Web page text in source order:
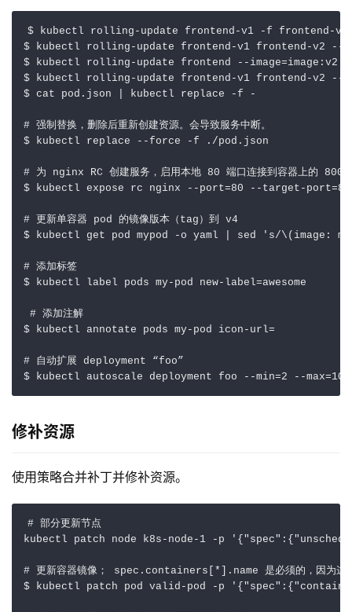
$ kubectl rolling-update frontend-v1 -f
$ kubectl rolling-update frontend-v1 frontend-v2 --
$ kubectl rolling-update frontend --image=
$ kubectl rolling-update frontend-v1
$ cat pod.json
kubectl
# 强制替换，删除后重新创建资源。会导致服务中断。
$ kubectl replace --force -f ./pod.json
# 为 nginx RC 创建服务，启用本地 80 端口连接到容器上的
$ kubectl expose rc nginx --port=80 --target-port=
# 更新单容器 pod 的镜像版本（tag）到 v4
$ kubectl get pod mypod -o yaml
sed
's/\(image:
# 添加标签
$ kubectl label pods my-pod new-label=
# 添加注解
$ kubectl annotate pods my-pod icon-url=
# 自动扩展 deployment “foo”
$ kubectl autoscale deployment foo --min=2 --max=10
修补资源
使用策略合并补丁并修补资源。
# 部分更新节点
kubectl patch node k8s-node-1 -p
# 更新容器镜像； spec.containers[*].name 是必须的，因为这是
$ kubectl patch pod valid-pod -p